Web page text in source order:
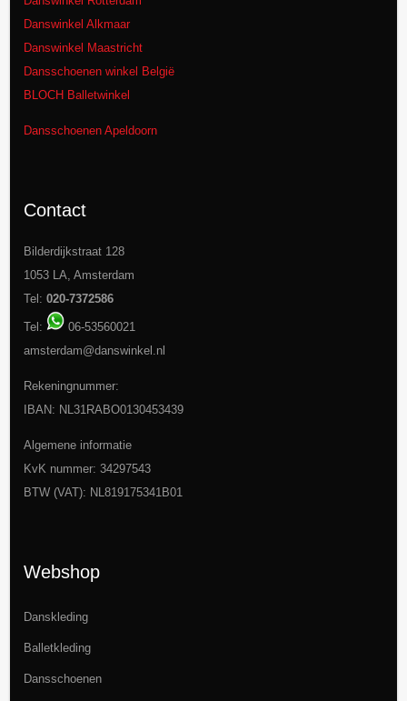
Danswinkel Alkmaar
Danswinkel Maastricht
Dansschoenen winkel België
BLOCH Balletwinkel
Dansschoenen Apeldoorn
Contact
Bilderdijkstraat 128
1053 LA, Amsterdam
Tel: 020-7372586
Tel:
06-53560021
amsterdam@danswinkel.nl
Rekeningnummer:
IBAN: NL31RABO0130453439
Algemene informatie
KvK nummer: 34297543
BTW (VAT): NL819175341B01
Webshop
Danskleding
Balletkleding
Dansschoenen